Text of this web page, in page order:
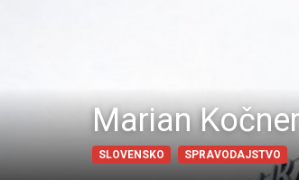
Marian
SLOVENSKO SPRAVODAJSTVO